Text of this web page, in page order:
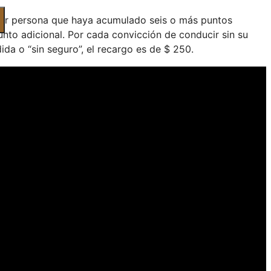
persona que haya acumulado seis o más puntos
adicional. Por cada convicción de conducir sin su
o “sin seguro”, el recargo es de $ 250.